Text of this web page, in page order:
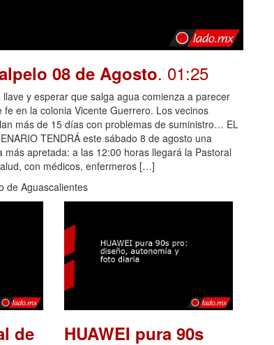
08 de Agosto. 01:25
llave y esperar que salga agua comienza a parecer
fe en la colonia Vicente Guerrero. Los vecinos
más de 15 días con problemas de suministro… EL
TENDRÁ este sábado 8 de agosto una
más apretada: a las 12:00 horas llegará la Pastoral
con médicos, enfermeros […]
de Aguascalientes
de HUAWEI pura 90s